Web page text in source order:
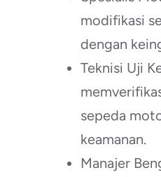
modifikasi
dengan
Teknisi Uji
sepeda
keamanan.
Manajer